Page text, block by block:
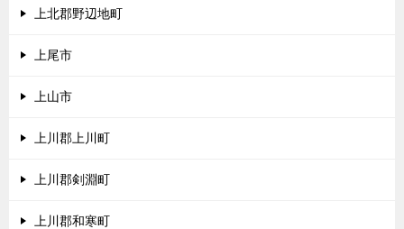
上北郡野辺地町
上尾市
上山市
上川郡上川町
上川郡剣淵町
上川郡和寒町